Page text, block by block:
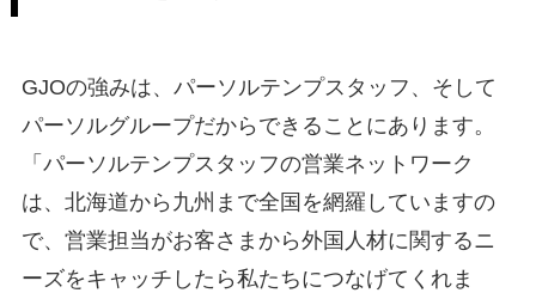
GJOの強みは、パーソルテンプスタッフ、そして
パーソルグループだからできることにあります。
「パーソルテンプスタッフの営業ネットワーク
は、北海道から九州まで全国を網羅していますの
で、営業担当がお客さまから外国人材に関するニ
ーズをキャッチしたら私たちにつなげてくれま